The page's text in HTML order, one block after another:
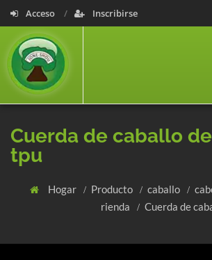
Acceso Inscribirse
Cuerda de caballo
tpu
Hogar Producto caballo
rienda
Cuerda de